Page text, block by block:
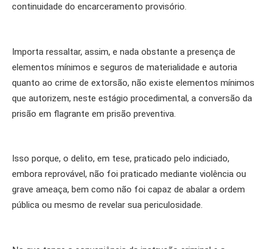
continuidade do encarceramento provisório.
Importa ressaltar, assim, e nada obstante a presença de
elementos mínimos e seguros de materialidade e autoria
quanto ao crime de extorsão, não existe elementos mínimos
que autorizem, neste estágio procedimental, a conversão da
prisão em flagrante em prisão preventiva.
Isso porque, o delito, em tese, praticado pelo indiciado,
embora reprovável, não foi praticado mediante violência ou
grave ameaça, bem como não foi capaz de abalar a ordem
pública ou mesmo de revelar sua periculosidade.